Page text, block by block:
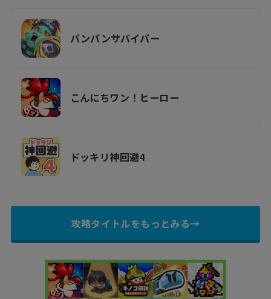
バンバンサバイバー
こんにちワン！ヒーロー
ドッキリ神回避4
攻略タイトルをもっとみる→